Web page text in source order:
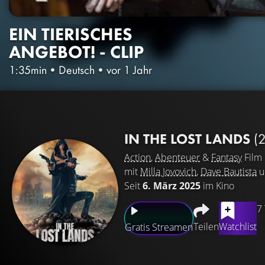
EIN TIERISCHES
ANGEBOT! - CLIP
1:35min • Deutsch • vor 1 Jahr
IN THE LOST LANDS
Action,Abenteuer & FantasyFilm
mit Milla Jovovich, Dave Bautista
Seit6. März 2025 im Kino
Gratis StreamenTeilenWatchlist
7